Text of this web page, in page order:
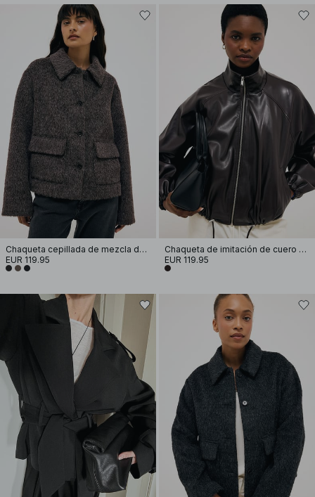
Chaqueta cepillada de mezcla de lana
EUR 119.95
Chaqueta de imitación de cuero con detalle de cordón
EUR 119.95